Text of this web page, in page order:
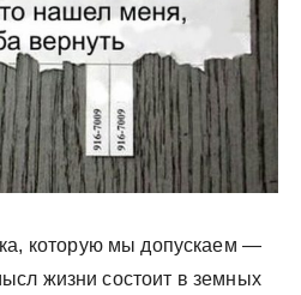
которую мы допускаем —
жизни состоит в земных